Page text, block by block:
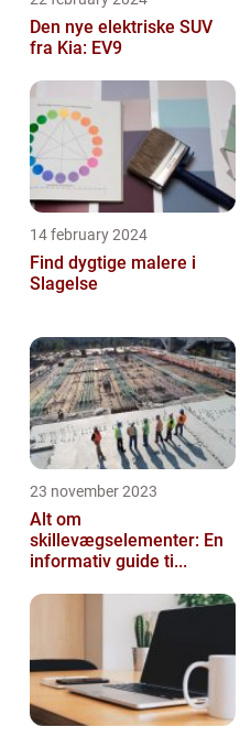
Den nye elektriske SUV
fra Kia: EV9
14 february 2024
Find dygtige malere i
Slagelse
23 november 2023
Alt om
skillevægselementer: En
informativ guide ti...